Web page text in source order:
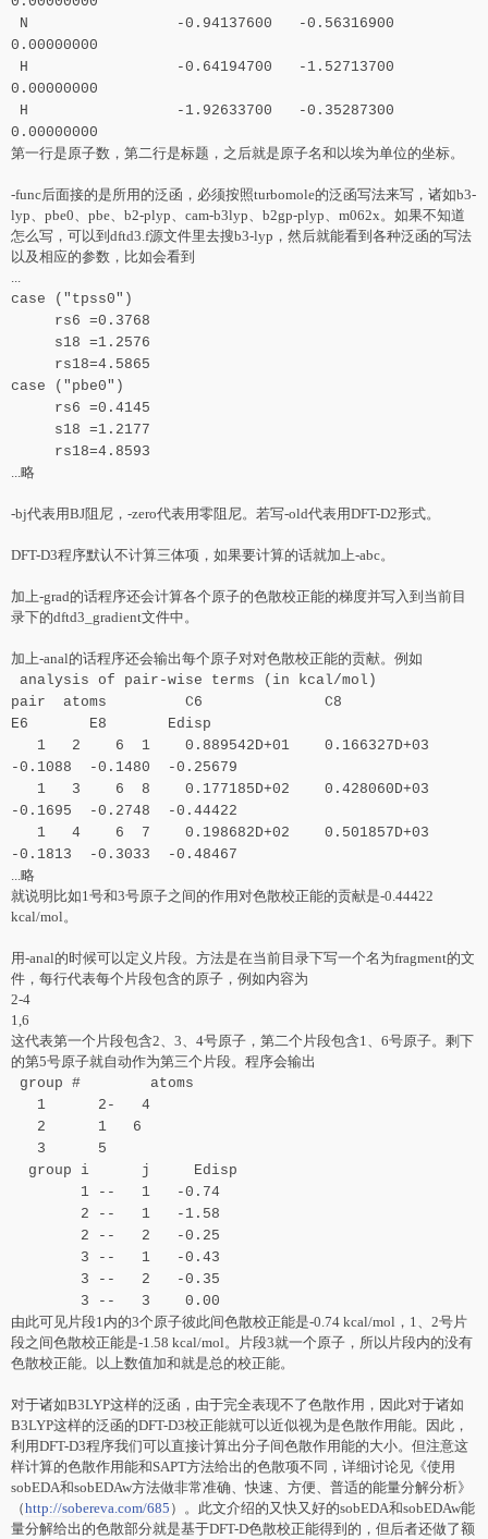
N -0.94137600 -0.56316900
0.00000000
H -0.64194700 -1.52713700
0.00000000
H -1.92633700 -0.35287300
0.00000000
第一行是原子数，第二行是标题，之后就是原子名和以埃为单位的坐标。
-func后面接的是所用的泛函，必须按照turbomole的泛函写法来写，诸如b3-
lyp、pbe0、pbe、b2-plyp、cam-b3lyp、b2gp-plyp、m062x。如果不知道
怎么写，可以到dftd3.f源文件里去搜b3-lyp，然后就能看到各种泛函的写法
以及相应的参数，比如会看到
case ("tpss0")
rs6 =0.3768
s18 =1.2576
rs18=4.5865
case ("pbe0")
rs6 =0.4145
s18 =1.2177
rs18=4.8593
...略
-bj代表用BJ阻尼，-zero代表用零阻尼。若写-old代表用DFT-D2形式。
DFT-D3程序默认不计算三体项，如果要计算的话就加上-abc。
加上-grad的话程序还会计算各个原子的色散校正能的梯度并写入到当前目
录下的dftd3_gradient文件中。
加上-anal的话程序还会输出每个原子对对色散校正能的贡献。例如
analysis of pair-wise terms (in kcal/mol)
pair atoms C6 C8
E6 E8 Edisp
1 2 6 1 0.889542D+01 0.166327D+03
-0.1088 -0.1480 -0.25679
1 3 6 8 0.177185D+02 0.428060D+03
-0.1695 -0.2748 -0.44422
1 4 6 7 0.198682D+02 0.501857D+03
-0.1813 -0.3033 -0.48467
...略
就说明比如1号和3号原子之间的作用 对色散校正能的贡献是-0.44422
kcal/mol。
用-anal的时候可以定义片段。方法是在当前目录下写一个名为fragment的文
件，每行代表每个片段包含的原子，例如内容为
2-4
1,6
这代表第一个片段包含2、3、4号原子，第二个片段包含1、6号原子。剩下
的第5号原子就自动作为第三个片段。程序会输出
group # atoms
1 2- 4
2 1 6
3 5
group i j Edisp
1 -- 1 -0.74
2 -- 1 -1.58
2 -- 2 -0.25
3 -- 1 -0.43
3 -- 2 -0.35
3 -- 3 0.00
由此可见片段1内的3个原子彼此间色散校正能是-0.74 kcal/mol，1、2号片
段之间色散校正能是-1.58 kcal/mol。片段3就一个原子，所以片段内的没有
色散校正能。以上数值加和就是总的校正能。
对于诸如B3LYP这样的泛函，由于完全表现不了色散作用，因此对于诸如
B3LYP这样的泛函的DFT-D3校正能就可以近似视为是色散作用能。因此，
利用DFT-D3程序我们可以直接计算出分子间色散作用能的大小。但注意这
样计算的色散作用能和SAPT方法给出的色散项不同，详细讨论见《使用
sobEDA和sobEDAw方法做非常准确、快速、方便、普适的能量分解分析》
（http://sobereva.com/685 ）。此文介绍的又快又好的sobEDA和sobEDAw能
量分解给出的色散部分就是基于DFT-D色散校正能得到的，但后者还做了额